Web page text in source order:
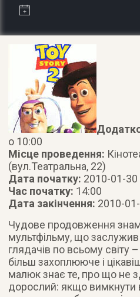
о 10:00
Місце проведення:
(вул.Театральна, 22)
Дата початку: 2010-01-30
Час початку: 14:00
Дата закінчення: 2010-
Чудове продовження
мультфільму, що
глядачів по всьому світу
більш захоплююче і
малюк знає те, про що не
дорослий: якщо вимкнути в